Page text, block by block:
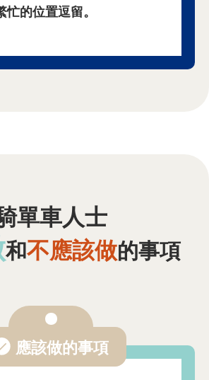
忙的位置逗留。
單車人士
和不應該做的事項
應該做的事項